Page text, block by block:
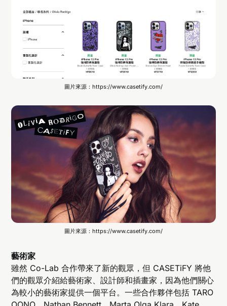
圖片來源：https://www.casetify.com/
圖片來源：https://www.casetify.com/
藝術家
雖然 Co-Lab 合作帶來了新的觀眾，但 CASETiFY 將他
們的觀眾介紹給藝術家、設計師和插畫家，因為他們關心
為較小的藝術家提供一個平台。一些合作夥伴包括 TARO